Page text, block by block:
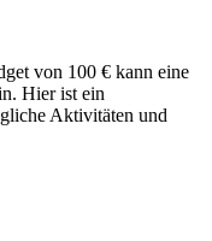
von 100 € kann eine
Hier ist ein
Aktivitäten und